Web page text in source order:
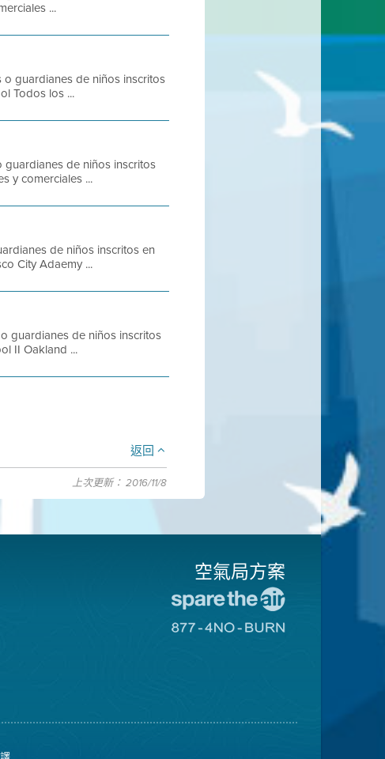
...
o guardianes de niños inscritos
Todos los ...
guardianes de niños inscritos
y comerciales ...
de niños inscritos en
City Adaemy ...
guardianes de niños inscritos
II Oakland ...
返回
上次更新： 2016/11/8
空氣局方案
往
燒